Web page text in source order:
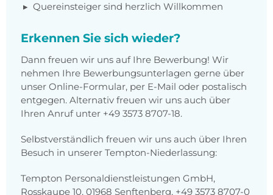
Quereinsteiger sind herzlich Willkommen
Erkennen Sie sich wieder?
Dann freuen wir uns auf Ihre Bewerbung! Wir
nehmen Ihre Bewerbungsunterlagen gerne über
unser Online-Formular, per E-Mail oder postalisch
entgegen. Alternativ freuen wir uns auch über
Ihren Anruf unter +49 3573 8707-18.
Selbstverständlich freuen wir uns auch über Ihren
Besuch in unserer Tempton-Niederlassung:
Tempton Personaldienstleistungen GmbH,
Rosskaupe 10, 01968 Senftenberg, +49 3573 8707-0